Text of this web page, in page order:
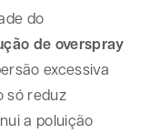
do
de overspray
excessiva
só reduz
a poluição